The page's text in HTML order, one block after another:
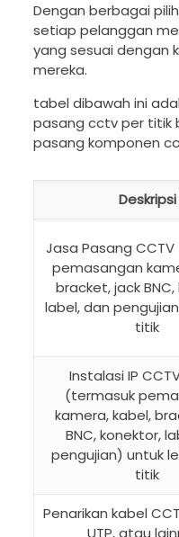
Dengan berbagai
setiap pelanggan
yang sesuai dengan
mereka.
tabel dibawah ini
pasang cctv per titik
pasang komponen
Deskripsi
Jasa Pasang
pemasangan
bracket, jack
label, dan
titik
Instalasi IP
(termasuk
kamera, kabel,
BNC, konektor,
pengujian) untuk
titik
Penarikan kabel